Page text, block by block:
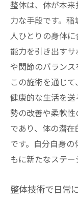
整体は、体が本
力な手段です。
人ひとりの身体
能力を引き出す
や関節のバランス
この施術を通じて
健康的な生活を
勢の改善や柔軟
であり、体の潜
です。自分自身の
もに新たなステー
整体技術で日常